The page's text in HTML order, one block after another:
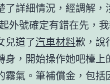
了詳細情況，經調解，
外號確定有錯在先，
兒道了汽車材料歉，說
身，開始操作她吧檯上
霧氣。筆補償金，包括